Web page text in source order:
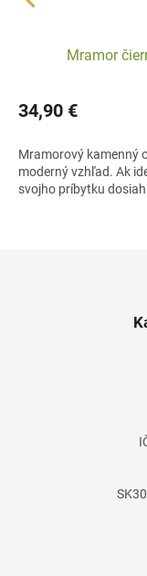
Mramor
34,90 €
Mramorový kamenný
moderný vzhľad. Ak
svojho príbytku